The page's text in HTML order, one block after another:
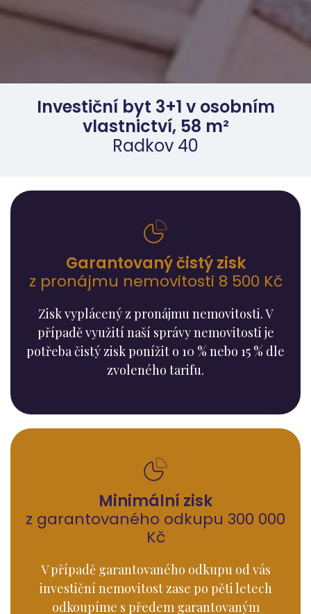
Investiční byt 3+1 v osobním
vlastnictví, 58 m²
Radkov 40
Garantovaný čistý zisk
z pronájmu nemovitosti 8 500 Kč
Zisk vyplácený z pronájmu nemovitosti. V
případě využití naší správy nemovitosti je
potřeba čistý zisk ponížit o 10 % nebo 15 % dle
zvoleného tarifu.
Minimální zisk
z garantovaného odkupu 300 000
Kč
V případě garantovaného odkupu od vás
investiční nemovitost zase po pěti letech
odkoupíme s předem garantovaným